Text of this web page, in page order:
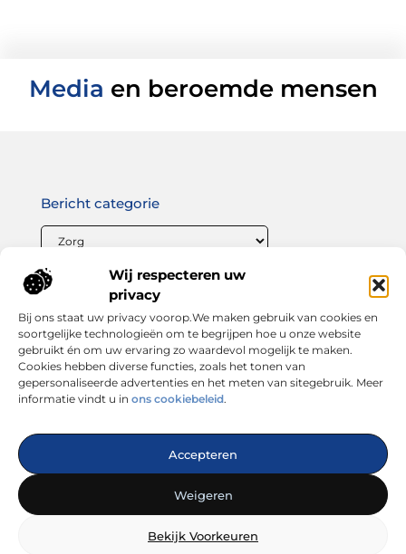
Wij respecteren uw
privacy
Bij ons staat uw privacy voorop.We maken gebruik van cookies en
soortgelijke technologieën om te begrijpen hoe u onze website
gebruikt én om uw ervaring zo waardevol mogelijk te maken.
Cookies hebben diverse functies, zoals het tonen van
gepersonaliseerde advertenties en het meten van sitegebruik. Meer
informatie vindt u in ons cookiebeleid.
Accepteren
Weigeren
Bekijk Voorkeuren
Media en beroemde mensen
Dé plek voor inspiratie, tips en trends
— Laat je verrassen door inspirerende blogs, handige
adviezen en interessante artikelen. Alles wat je zoekt op één
platform. Start vandaag nog met ontdekken op looks4you.nl!
Onze informatie
Bericht categorie